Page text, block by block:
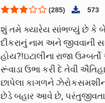
(285) 573
​શું તમે ક્યારેય સાંભળ્યું છે કે બે
દીકરાનું નામ અને
હોય?!​ઇટાલીના રાજા
રૂંવાડા ઉભા કરી દે તેવી
છાપેલા કાગળને
છેડે બહાર આવે છે,